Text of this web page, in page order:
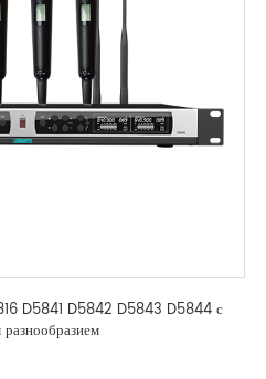
D5841 D5842 D5843 D5844 с